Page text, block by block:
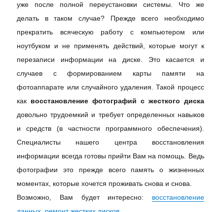
уже после полной переустановки системы. Что же
делать в таком случае? Прежде всего необходимо
прекратить всяческую работу с компьютером или
ноутбуком и не применять действий, которые могут к
перезаписи информации на диске. Это касается и
случаев с формированием карты памяти на
фотоаппарате или случайного удаления. Такой процесс
как восстановление фотографий с жесткого диска
довольно трудоемкий и требует определенных навыков
и средств (в частности программного обеспечения).
Специалисты нашего центра восстановления
информации всегда готовы прийти Вам на помощь. Ведь
фотографии это прежде всего память о жизненных
моментах, которые хочется проживать снова и снова.
Возможно, Вам будет интересно: восстановление